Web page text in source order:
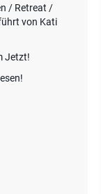
/ Retreat /
von Kati
Jetzt!